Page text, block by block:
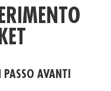
PASSO AVANTI